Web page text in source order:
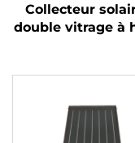
Collecteur
double vitrage à
responsable, en
support pour
eau solaire